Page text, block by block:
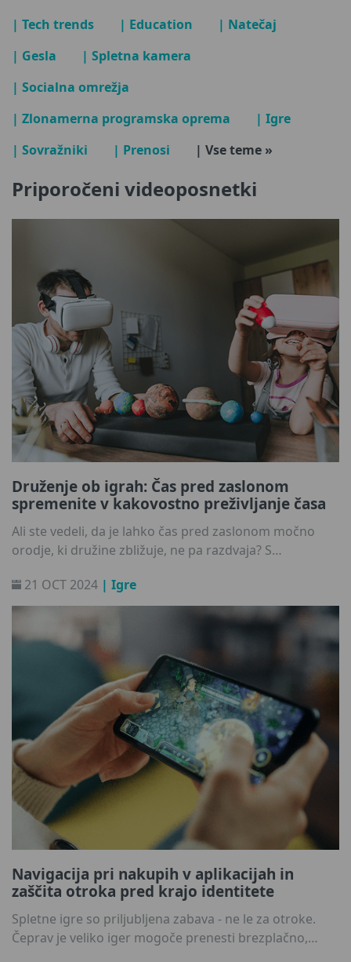
| Tech trends | Education
| Natečaj
| Gesla
| Spletna kamera
| Socialna omrežja
| Zlonamerna programska oprema
| Igre
| Sovražniki
| Prenosi | Vse teme »
Priporočeni videoposnetki
Druženje ob igrah: Čas pred zaslonom
spremenite v kakovostno preživljanje časa
Ali ste vedeli, da je lahko čas pred zaslonom močno
orodje, ki družine zbližuje, ne pa razdvaja? S
dejavnosti, ki se morda zdijo osamljene ali pasivne,
spremenimo v skupne izkušnje, ki spodbujajo učenje,
ustvarjalnost in globlje vezi. Kako? Tukaj je nekaj
nasvetov za zabavne in hkrati poučne igralne urice.
21 OCT 2024 | Igre
Navigacija pri nakupih v aplikacijah in
zaščita otroka pred krajo identitete
Spletne igre so priljubljena zabava - ne le za otroke.
Čeprav je veliko iger mogoče prenesti brezplačno,